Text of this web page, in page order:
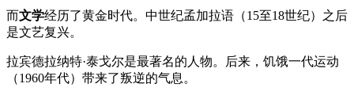
而文学经历了黄金时代。中世纪孟加拉语（15至18世纪）之后
是文艺复兴。
拉宾德拉纳特·泰戈尔是最著名的人物。后来，饥饿一代运动
（1960年代）带来了叛逆的气息。